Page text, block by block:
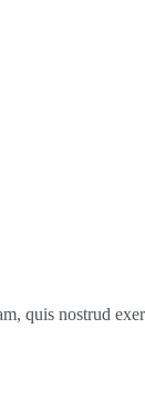
quis nostrud